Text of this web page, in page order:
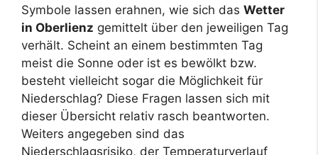
Symbole lassen erahnen, wie sich das Wetter
in Oberlienz gemittelt über den jeweiligen Tag
verhält. Scheint an einem bestimmten Tag
meist die Sonne oder ist es bewölkt bzw.
besteht vielleicht sogar die Möglichkeit für
Niederschlag? Diese Fragen lassen sich mit
dieser Übersicht relativ rasch beantworten.
Weiters angegeben sind das
Niederschlagsrisiko, der Temperaturverlauf